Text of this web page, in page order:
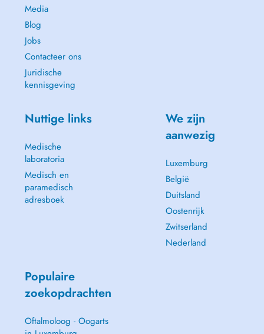
Media
Blog
Jobs
Contacteer ons
Juridische
kennisgeving
Nuttige links
Medische
laboratoria
Medisch en
paramedisch
adresboek
We zijn
aanwezig
Luxemburg
België
Duitsland
Oostenrijk
Zwitserland
Nederland
Populaire
zoekopdrachten
Oftalmoloog - Oogarts